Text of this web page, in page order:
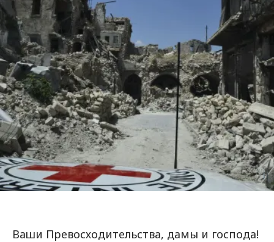
Ваши Превосходительства, дамы и господа!